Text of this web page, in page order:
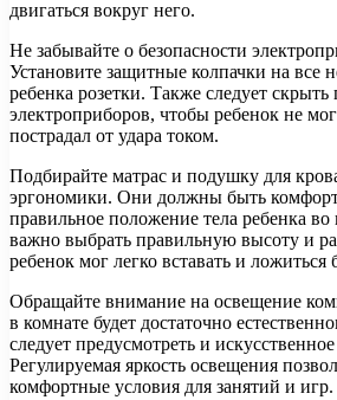
двигаться вокруг него.
Не забывайте о безопасности
Установите защитные колпачки на все
ребенка розетки. Также следует
электроприборов, чтобы ребенок не
пострадал от удара током.
Подбирайте матрас и подушку для
эргономики. Они должны быть
правильное положение тела ребенка
важно выбрать правильную высоту и
ребенок мог легко вставать и
Обращайте внимание на освещение
в комнате будет достаточно
следует предусмотреть и
Регулируемая яркость освещения
комфортные условия для занятий и игр.